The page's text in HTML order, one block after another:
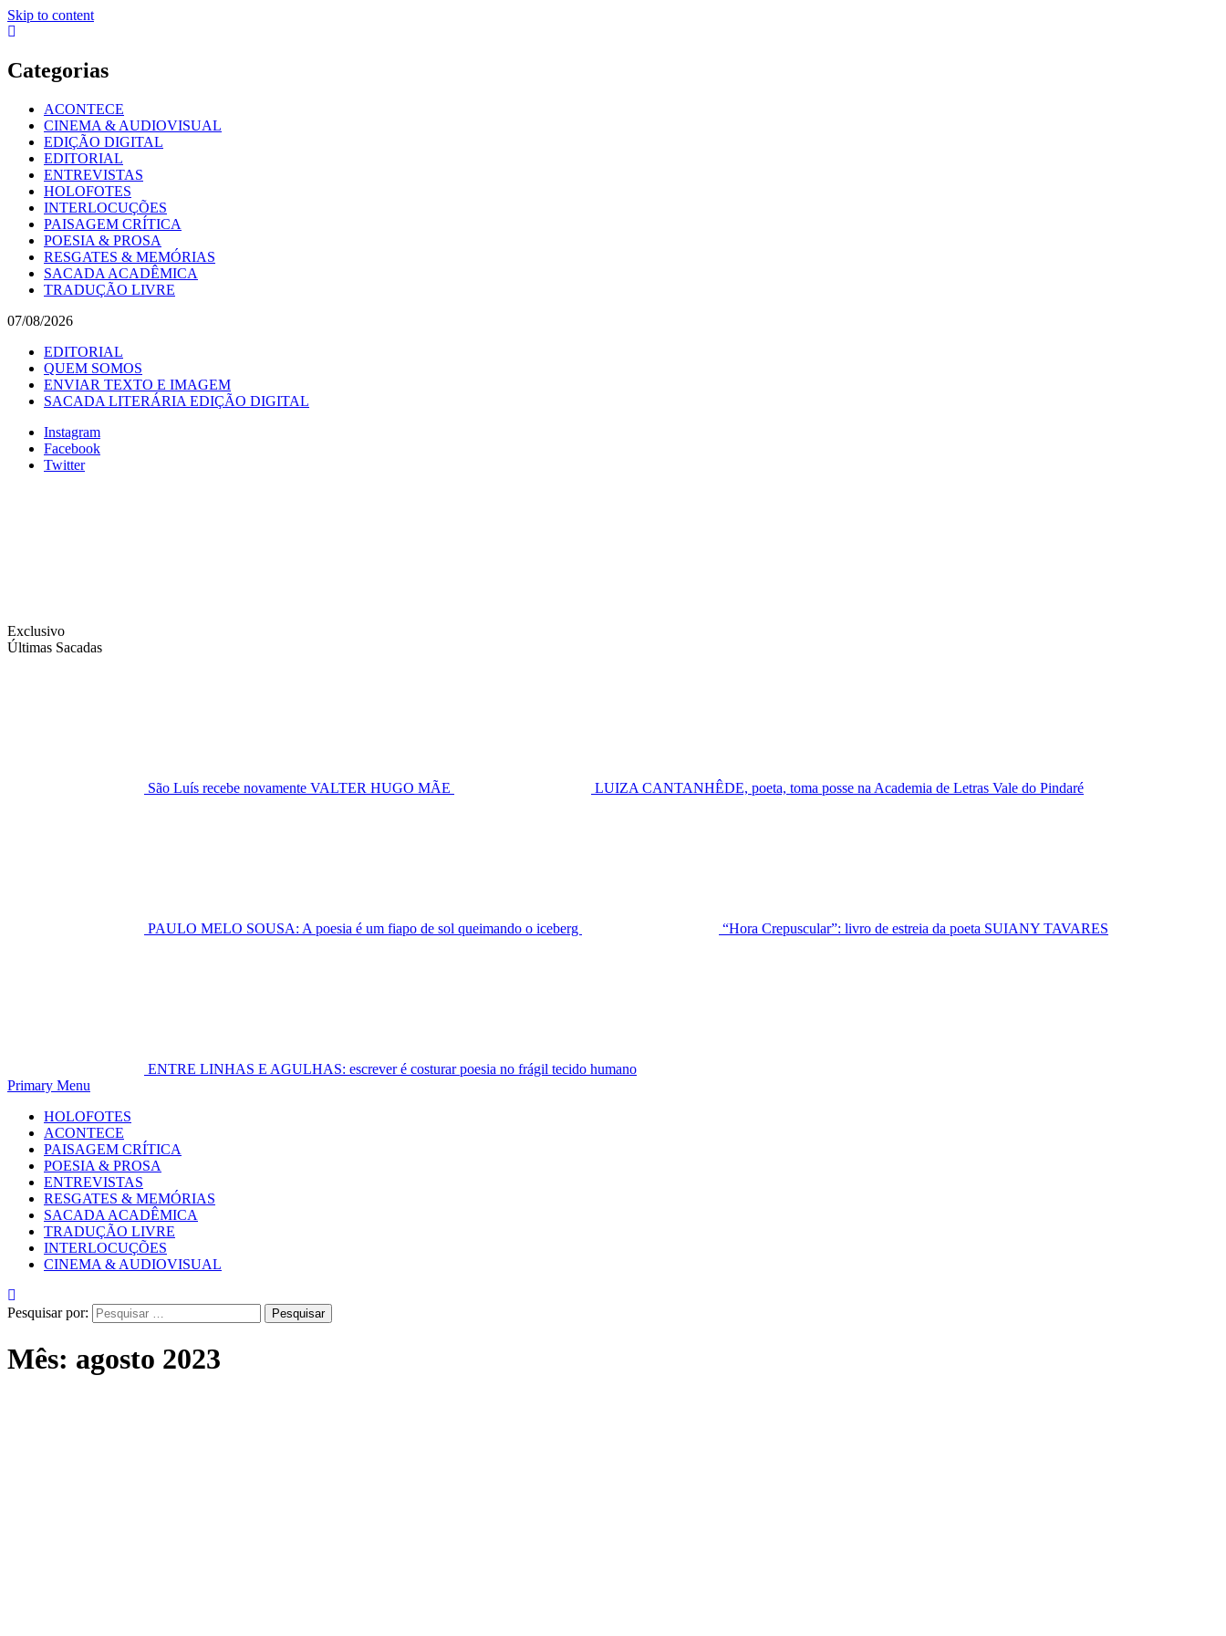
Skip to content
Categorias
ACONTECE
CINEMA & AUDIOVISUAL
EDIÇÃO DIGITAL
EDITORIAL
ENTREVISTAS
HOLOFOTES
INTERLOCUÇÕES
PAISAGEM CRÍTICA
POESIA & PROSA
RESGATES & MEMÓRIAS
SACADA ACADÊMICA
TRADUÇÃO LIVRE
07/08/2026
EDITORIAL
QUEM SOMOS
ENVIAR TEXTO E IMAGEM
SACADA LITERÁRIA EDIÇÃO DIGITAL
Instagram
Facebook
Twitter
Exclusivo
Últimas Sacadas
São Luís recebe novamente VALTER HUGO MÃE LUIZA CANTANHÊDE, poeta, toma posse na Academia de Letras Vale do Pindaré
PAULO MELO SOUSA: A poesia é um fiapo de sol queimando o iceberg “Hora Crepuscular”: livro de estreia da poeta SUIANY TAVARES
ENTRE LINHAS E AGULHAS: escrever é costurar poesia no frágil tecido humano
Primary Menu
HOLOFOTES
ACONTECE
PAISAGEM CRÍTICA
POESIA & PROSA
ENTREVISTAS
RESGATES & MEMÓRIAS
SACADA ACADÊMICA
TRADUÇÃO LIVRE
INTERLOCUÇÕES
CINEMA & AUDIOVISUAL
Pesquisar por:
Mês: agosto 2023